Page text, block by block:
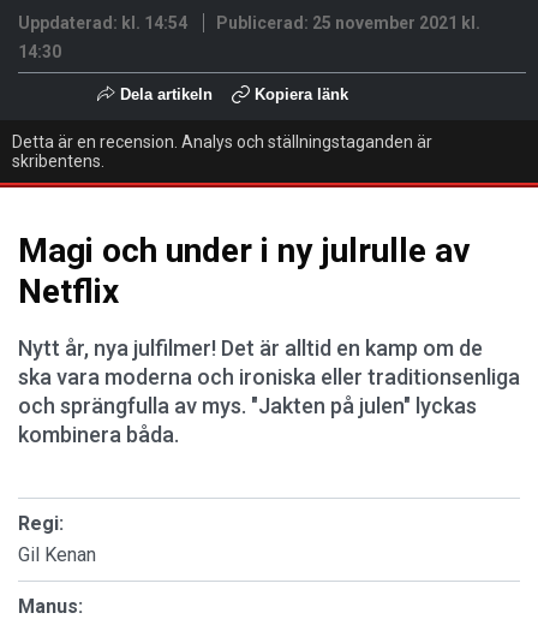
Uppdaterad: kl. 14:54 Publicerad: 25 november 2021 kl.
14:30
Dela artikeln Kopiera länk
Detta är en recension. Analys och ställningstaganden är
skribentens.
Magi och under i ny julrulle av
Netflix
Nytt år, nya julfilmer! Det är alltid en kamp om de
ska vara moderna och ironiska eller traditionsenliga
och sprängfulla av mys. "Jakten på julen" lyckas
kombinera båda.
Regi:
Gil Kenan
Manus: